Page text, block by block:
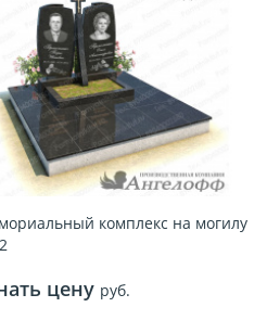
комплекс на могилу
цену руб.